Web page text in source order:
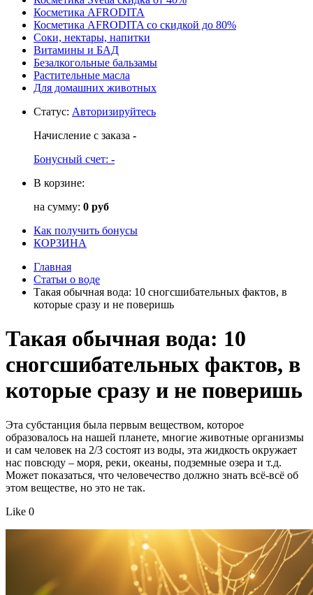
Косметика AFRODITA
Косметика AFRODITA со скидкой до 80%
Соки, нектары, напитки
Витамины и БАД
Безалкогольные бальзамы
Растительные масла
Для домашних животных
Статус: Авторизируйтесь
Начисление с заказа -
Бонусный счет: -
В корзине:
на сумму: 0 руб
Как получить бонусы
КОРЗИНА
Главная
Статьи о воде
Такая обычная вода: 10 сногсшибательных фактов, в
которые сразу и не поверишь
Такая обычная вода: 10
сногсшибательных фактов, в
которые сразу и не поверишь
Эта субстанция была первым веществом, которое
образовалось на нашей планете, многие животные организмы
и сам человек на 2/3 состоят из воды, эта жидкость окружает
нас повсюду – моря, реки, океаны, подземные озера и т.д.
Может показаться, что человечество должно знать всё-всё об
этом веществе, но это не так.
Like 0